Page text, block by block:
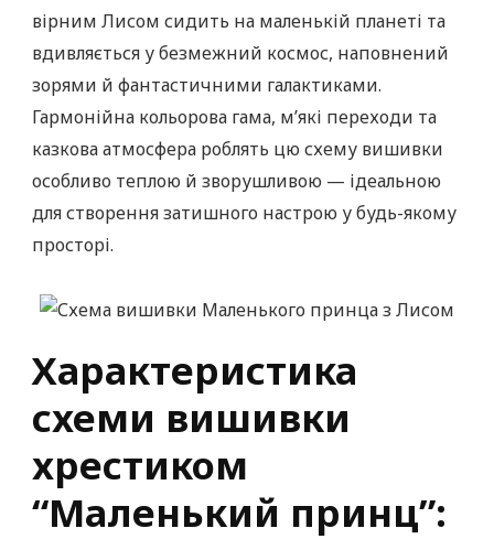
вірним Лисом сидить на маленькій планеті та
вдивляється у безмежний космос, наповнений
зорями й фантастичними галактиками.
Гармонійна кольорова гама, м’які переходи та
казкова атмосфера роблять цю схему вишивки
особливо теплою й зворушливою — ідеальною
для створення затишного настрою у будь-якому
просторі.
Характеристика
схеми вишивки
хрестиком
“Маленький принц”: